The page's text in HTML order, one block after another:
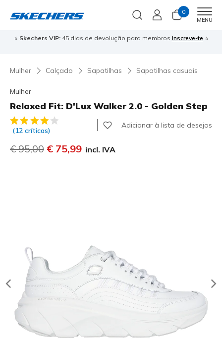
0
MENU
⭐ Skechers VIP:45 dias de devolução para membros Inscreve-te ⭐
Mulher Calçado Sapatilhas Sapatilhas casuais
Mulher
Relaxed Fit: D'Lux Walker 2.0 - Golden Step
3$3 de 5 – Classificação do cliente
(12 críticas)
Adicionar à lista de desejos
Preço com desconto de
€ 95,00 para
€ 75,99 incl. IVA